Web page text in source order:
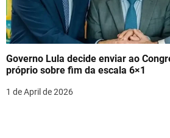
Governo Lula decide enviar ao
próprio sobre fim da escala 6×1
1 de April de 2026